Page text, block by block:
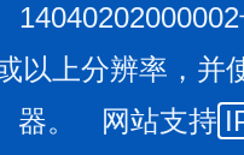
以上分辨率，并
器。 网站支持